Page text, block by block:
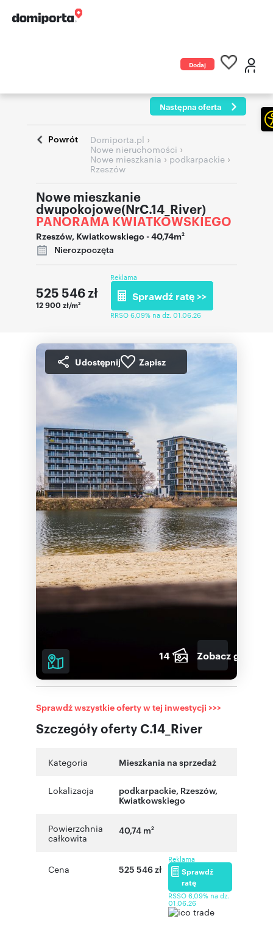
Dodaj
Następna oferta
Powrót Domiporta.pl ›
Nowe nieruchomości ›
Nowe mieszkania › podkarpackie ›
Rzeszów
Nowe mieszkanie
dwupokojowe(NrC.14_River)
PANORAMA KWIATKOWSKIEGO
Rzeszów, Kwiatkowskiego- 40,74m2
Nierozpoczęta
525 546zł
12 900 zł/m2
Reklama
Sprawdź ratę >>
RRSO 6,09% na dz. 01.06.26
Udostępnij Zapisz
14 Zobacz galerię
Szczegóły oferty C.14_River
Sprawdź wszystkie oferty w tej inwestycji >>>
Kategoria Mieszkania na sprzedaż
Lokalizacja podkarpackie, Rzeszów,
Kwiatkowskiego
Powierzchnia
całkowita
40,74 m2
Cena 525 546 zł
Reklama
Sprawdź
ratę
RSSO 6,09% na dz.
01.06.26